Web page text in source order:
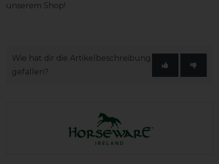
unserem Shop!
Wie hat dir die Artikelbeschreibung
gefallen?